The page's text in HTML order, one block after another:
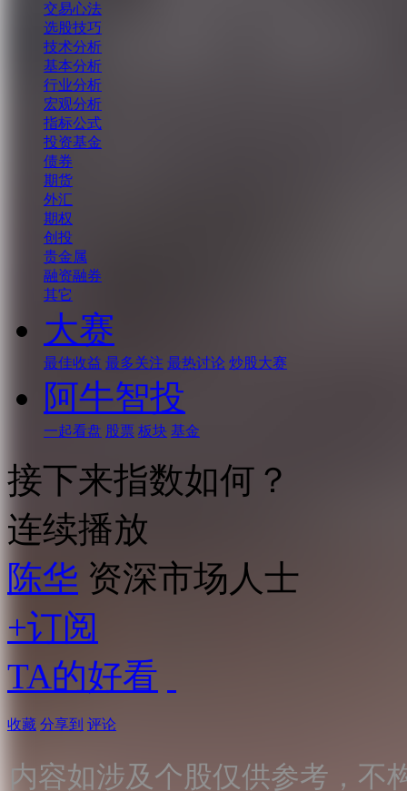
交易心法
选股技巧
技术分析
基本分析
行业分析
宏观分析
指标公式
投资基金
债券
期货
外汇
期权
创投
贵金属
融资融券
其它
大赛
最佳收益 最多关注 最热讨论 炒股大赛
阿牛智投
一起看盘 股票 板块 基金
接下来指数如何？
连续播放
陈华 资深市场人士
+订阅
TA的好看
收藏 分享到 评论
内容如涉及个股仅供参考，不